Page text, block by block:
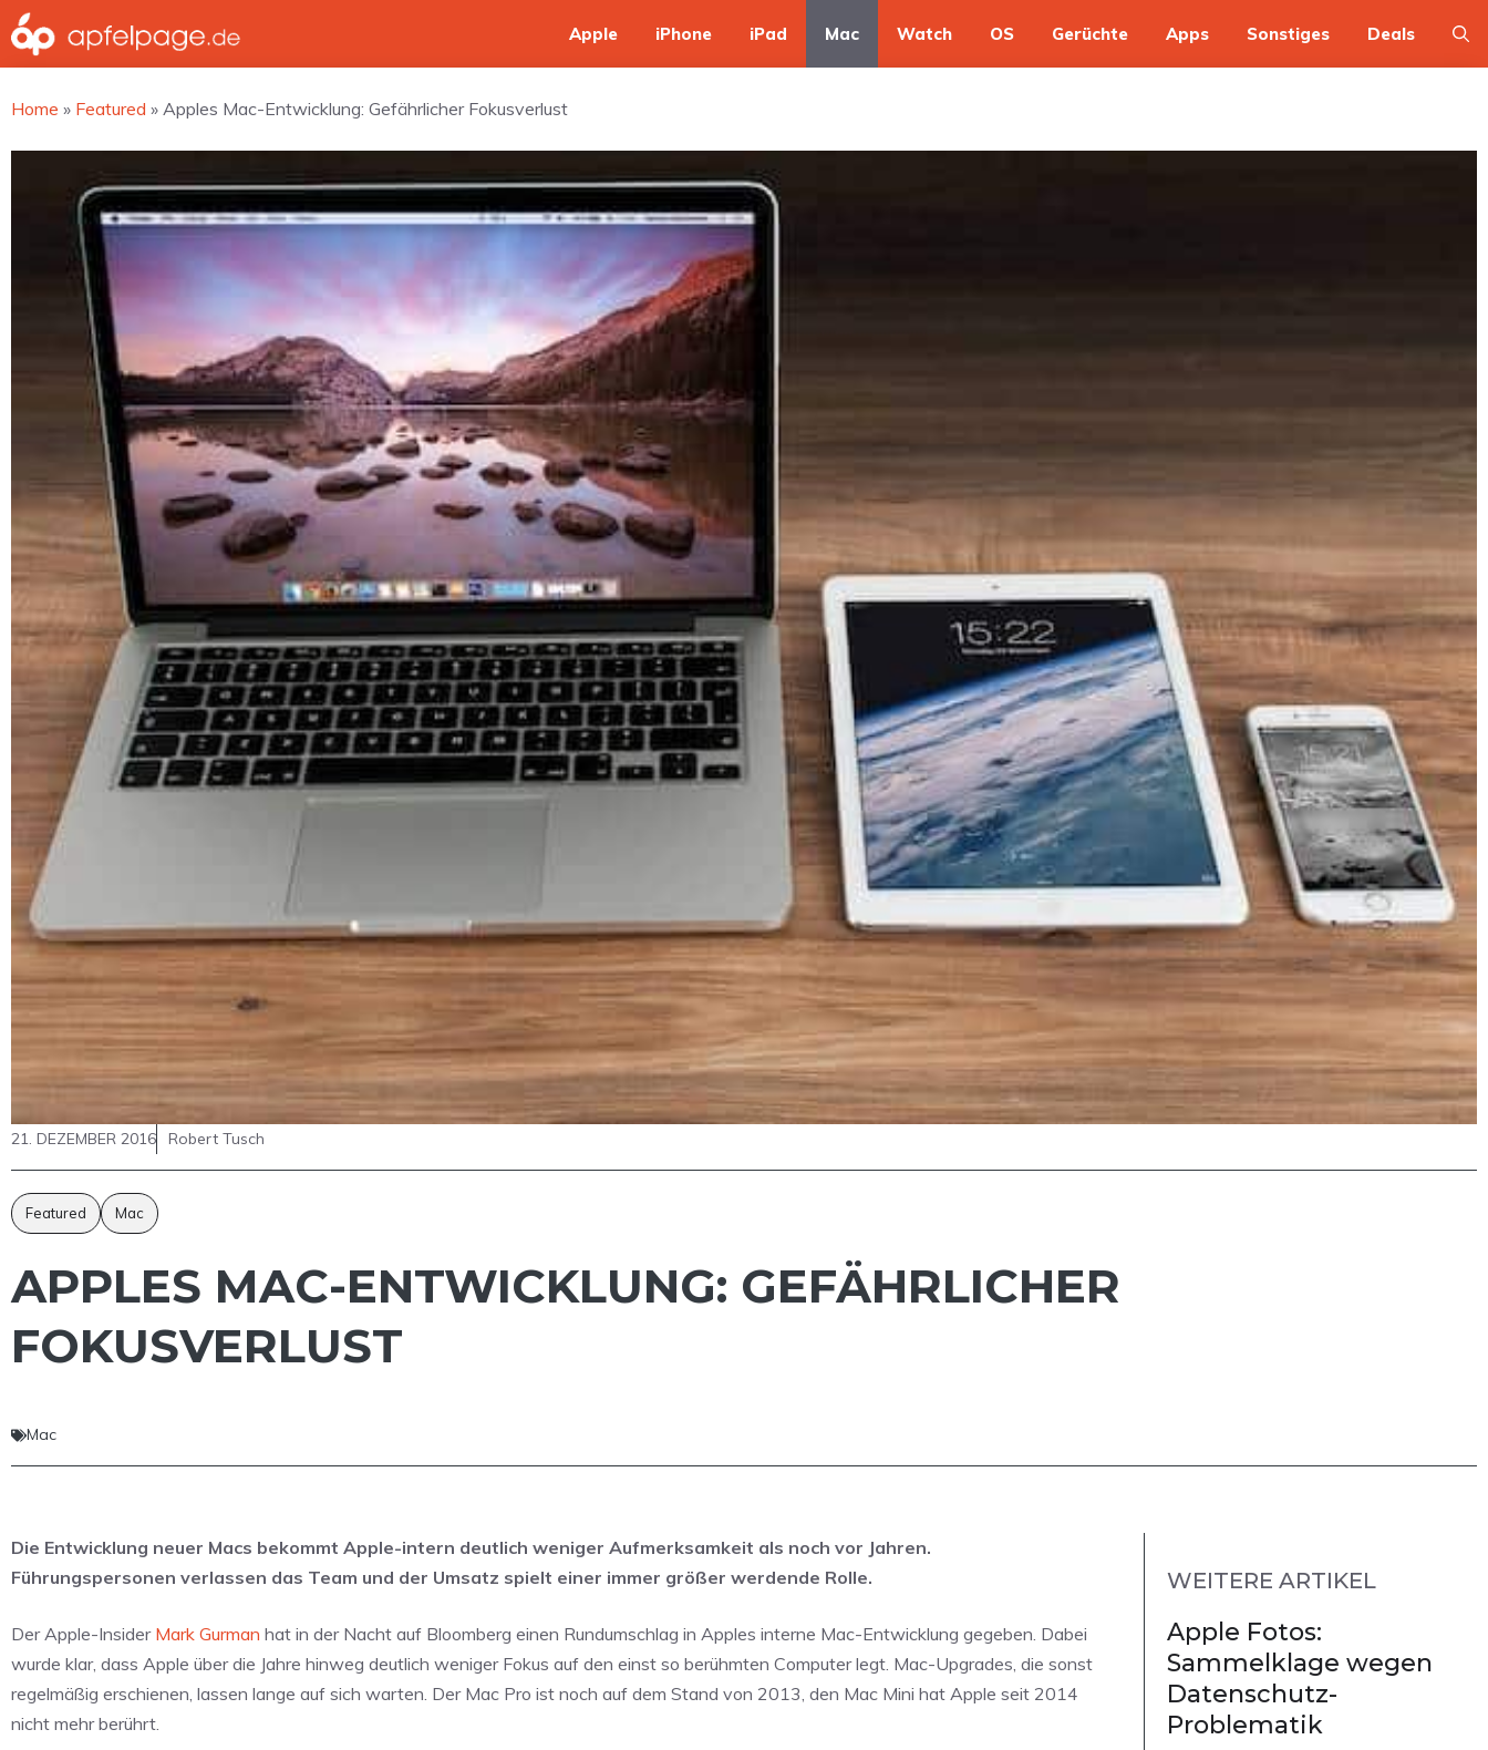
Zum
Inhalt
springen
Apple iPhone iPad Mac Watch OS Gerüchte Apps Sonstiges Deals
Home » Featured » Apples Mac-Entwicklung: Gefährlicher Fokusverlust
21. DEZEMBER 2016 Robert Tusch
Featured Mac
APPLES MAC-ENTWICKLUNG: GEFÄHRLICHER
FOKUSVERLUST
Mac
Die Entwicklung neuer Macs bekommt Apple-intern deutlich weniger Aufmerksamkeit als noch vor Jahren.
Führungspersonen verlassen das Team und der Umsatz spielt einer immer größer werdende Rolle.
Der Apple-Insider Mark Gurman hat in der Nacht auf Bloomberg einen Rundumschlag in Apples interne Mac-Entwicklung gegeben. Dabei
wurde klar, dass Apple über die Jahre hinweg deutlich weniger Fokus auf den einst so berühmten Computer legt. Mac-Upgrades, die sonst
regelmäßig erschienen, lassen lange auf sich warten. Der Mac Pro ist noch auf dem Stand von 2013, den Mac Mini hat Apple seit 2014
nicht mehr berührt.
WEITERE ARTIKEL
Apple Fotos:
Sammelklage wegen
Datenschutz-
Problematik